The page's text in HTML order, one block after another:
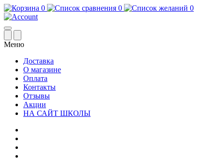
0 0 0
Меню
Доставка
О магазине
Оплата
Контакты
Отзывы
Акции
НА САЙТ ШКОЛЫ